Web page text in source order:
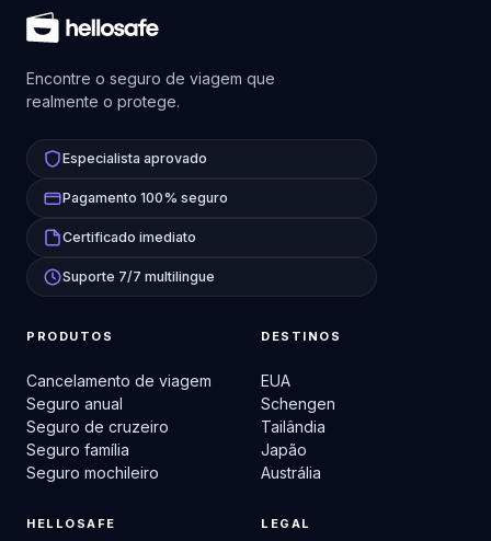
Encontre o seguro de viagem que
realmente o protege.
Especialista aprovado
Pagamento 100% seguro
Certificado imediato
Suporte 7/7 multilingue
PRODUTOS
Cancelamento de viagem
Seguro anual
Seguro de cruzeiro
Seguro família
Seguro mochileiro
DESTINOS
EUA
Schengen
Tailândia
Japão
Austrália
HELLOSAFE LEGAL